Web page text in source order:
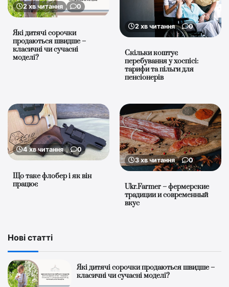
2 хв читання 0
Які дитячі сорочки
продаються швидше –
класичні чи сучасні
моделі?
2 хв читання 0
Скільки коштує
перебування у хоспісі:
тарифи та пільги для
пенсіонерів
4 хв читання 0
Що таке флобер і як він
працює
3 хв читання 0
Ukr.Farmer – фермерские
традиции и современный
вкус
Нові статті
Які дитячі сорочки продаються швидше –
класичні чи сучасні моделі?